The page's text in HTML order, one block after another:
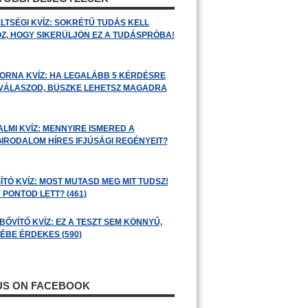
KVÍZ: SOKRÉTŰ TUDÁS KELL
HOGY SIKERÜLJÖN EZ A TUDÁSPRÓBA!
KVÍZ: HA LEGALÁBB 5 KÉRDÉSRE
BÜSZKE LEHETSZ MAGADRA
KVÍZ: MENNYIRE ISMERED A
HÍRES IFJÚSÁGI REGÉNYEIT?
KVÍZ: MOST MUTASD MEG MIT TUDSZ!
LETT? (461)
KVÍZ: EZ A TESZT SEM KÖNNYŰ,
ÉRDEKES (590)
ON FACEBOOK